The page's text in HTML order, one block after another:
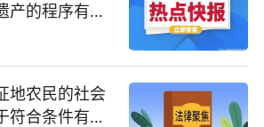
产的程序有哪
地农民的社会
符合条件有哪